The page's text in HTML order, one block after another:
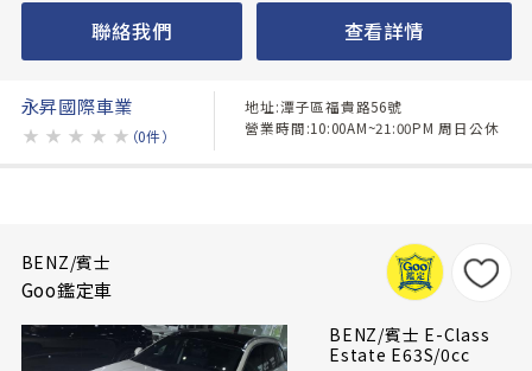
聯絡我們 查看詳情
永昇國際車業
★ ★ ★ ★ ★ （0件）
地址:潭子區福貴路56號
營業時間:10:00AM~21:00PM 周日公休
BENZ/賓士
Goo鑑定車
BENZ/賓士 E-Class
Estate E63S/0cc